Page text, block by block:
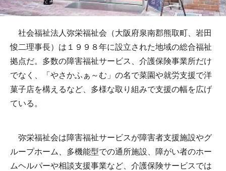
社会福祉法人弥栄福祉会（大阪府泉南郡熊取町、岩田
悛二理事長）は１９９８年に設立された地域の総合福祉
拠点だ。多数の障害福祉サービス、介護保険事業所だけ
でなく、「やさかふぁ～む」の名で菜園や就労支援で洋
菓子店を構えるなど、多様な取り組みで支援の幅を広げ
ている。
弥栄福祉会は障害福祉サービスが障害者支援施設やグ
ループホーム、多機能型での通所施設、障がい者のホー
ムヘルパーや相談支援事業など、介護保険サービスでは